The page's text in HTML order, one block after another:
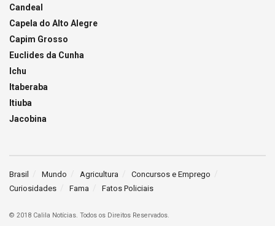
Candeal
Capela do Alto Alegre
Capim Grosso
Euclides da Cunha
Ichu
Itaberaba
Itiuba
Jacobina
Brasil Mundo Agricultura
Concursos e Emprego
Curiosidades
Fama Fatos Policiais
© 2018 Calila Notícias. Todos os Direitos Reservados.